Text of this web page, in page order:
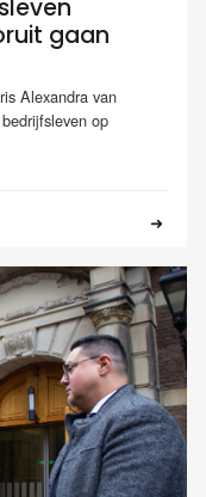
gaan
Alexandra van
op